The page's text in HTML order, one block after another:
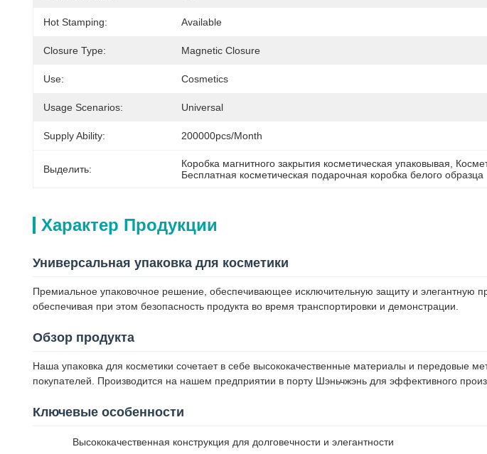
Hot Stamping: Available
Closure Type: Magnetic Closure
Use: Cosmetics
Usage Scenarios: Universal
Supply Ability: 200000pcs/month
Выделить: Коробка магнитного закрытия косметическая упаковывая
Бесплатная косметическая подарочная коробка белого образца
Характер Продукции
Универсальная упаковка для косметики
Премиальное упаковочное решение, обеспечивающее исключительную защиту и элегантную
обеспечивая при этом безопасность продукта во время транспортировки и демонстрации.
Обзор продукта
Наша упаковка для косметики сочетает в себе высококачественные материалы и передовые
покупателей. Производится на нашем предприятии в порту Шэньчжэнь для эффективного
Ключевые особенности
Высококачественная конструкция для долговечности и элегантности